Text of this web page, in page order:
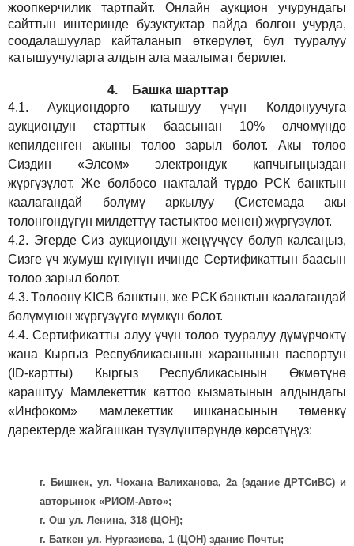
жоопкерчилик тартпайт. Онлайн аукцион учурундагы
сайттын иштеринде бузуктуктар пайда болгон учурда,
соодалашуулар кайталанып өткөрүлөт, бул тууралуу
катышуучуларга алдын ала маалымат берилет.
4.
Башка шарттар
4.1.
Аукциондорго катышуу үчүн Колдонуучуга
аукциондун старттык баасынан 10% өлчөмүндө
кепилденген акыны төлөө зарыл болот. Акы төлөө
Сиздин «Элсом»электрондук капчыгыңыздан
жүргүзүлөт. Же болбосо накталай түрдө РСК банктын
каалагандай бөлүмү аркылуу (Системада акы
төлөнгөндүгүн милдеттүү тастыктоо менен) жүргүзүлөт.
4.2. Эгерде Сиз аукциондун жеңүүчүсү болуп калсаңыз,
Сизге үч жумуш күнүнүн ичинде Сертификаттын баасын
төлөө зарыл болот.
4.3. Төлөөнү KICB банктын, же РСК банктын каалагандай
бөлүмүнөн жүргүзүүгө мүмкүн болот.
4.4.Сертификатты алуу үчүн төлөө тууралуу дүмүрчөктү
жана Кыргыз Республикасынын жаранынын паспортун
(ID-картты) Кыргыз Республикасынын Өкмөтүнө
караштуу Мамлекеттик каттоо кызматынын алдындагы
«Инфоком» мамлекеттик ишканасынын төмөнкү
даректерде жайгашкан түзүлүштөрүндө көрсөтүңүз:
г. Бишкек, ул. Чохана Валиханова, 2а (здание ДРТСиВС) и
авторынок «РИОМ-Авто»;
г. Ош ул. Ленина, 318 (ЦОН);
г. Баткен ул. Нургазиева, 1 (ЦОН) здание Почты;